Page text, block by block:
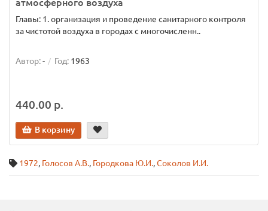
атмосферного воздуха
Главы: 1. организация и проведение санитарного контроля
за чистотой воздуха в городах с многочисленн..
Автор:- Год: 1963
440.00 р.
В корзину
1972, Голосов А.В., Городкова Ю.И.,Соколов И.И.